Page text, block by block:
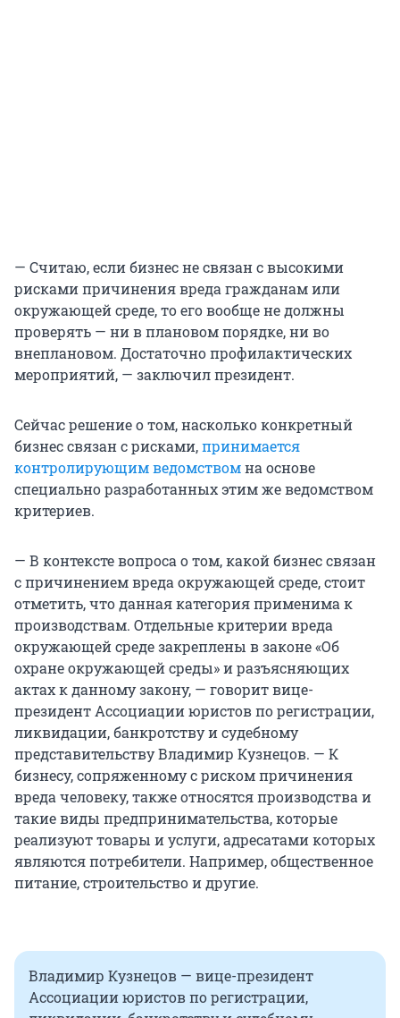
— Считаю, если бизнес не связан с высокими
рисками причинения вреда гражданам или
окружающей среде, то его вообще не должны
проверять — ни в плановом порядке, ни во
внеплановом. Достаточно профилактических
мероприятий, — заключил президент.
Сейчас решение о том, насколько конкретный
бизнес связан с рисками,принимается
контролирующим ведомствомна основе
специально разработанных этим же ведомством
критериев.
— В контексте вопроса о том, какой бизнес связан
с причинением вреда окружающей среде, стоит
отметить, что данная категория применима к
производствам. Отдельные критерии вреда
окружающей среде закреплены в законе «Об
охране окружающей среды» и разъясняющих
актах к данному закону, — говорит вице-
президент Ассоциации юристов по регистрации,
ликвидации, банкротству и судебному
представительству Владимир Кузнецов. — К
бизнесу, сопряженному с риском причинения
вреда человеку, также относятся производства и
такие виды предпринимательства, которые
реализуют товары и услуги, адресатами которых
являются потребители. Например, общественное
питание, строительство и другие.
Владимир Кузнецов — вице-президент
Ассоциации юристов по регистрации,